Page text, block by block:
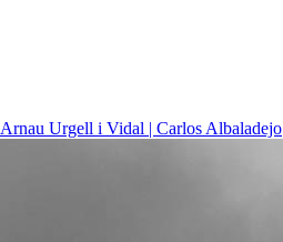
Arnau Urgell i Vidal | Carlos Albaladejo